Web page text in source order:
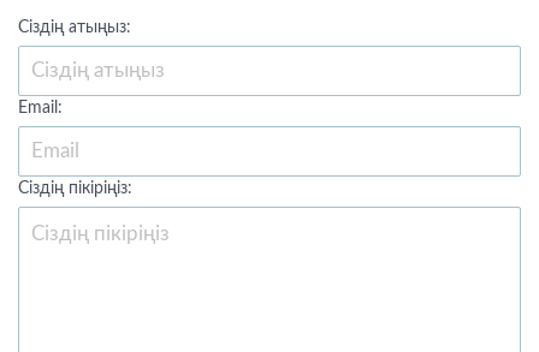
Сіздің атыңыз:
Email:
Сіздің пікіріңіз: